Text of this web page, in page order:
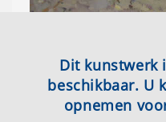
Dit kunstwerk
beschikbaar. U
opnemen